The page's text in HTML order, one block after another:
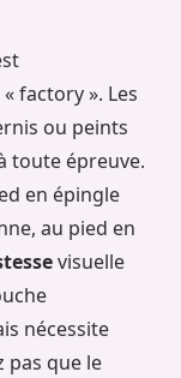
factory ». Les
ou peints
toute épreuve.
en épingle
au pied en
visuelle
nécessite
pas que le